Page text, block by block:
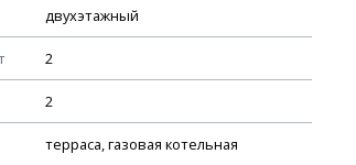
двухэтажный
2
2
терраса, газовая котельная
кровли